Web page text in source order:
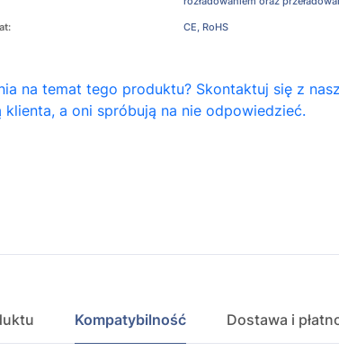
CE, RoHS
na temat tego produktu? Skontaktuj się z
klienta, a oni spróbują na nie odpowiedzieć.
Kompatybilność Dostawa i